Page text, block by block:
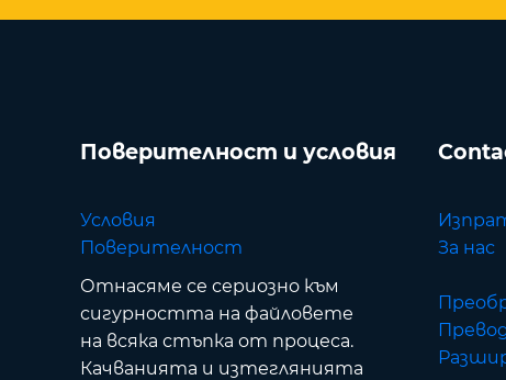
Поверителност и условия
Условия
Поверителност
Отнасяме се сериозно към
сигурността на файловете
на всяка стъпка от процеса.
Качванията и изтеглянията
За нас